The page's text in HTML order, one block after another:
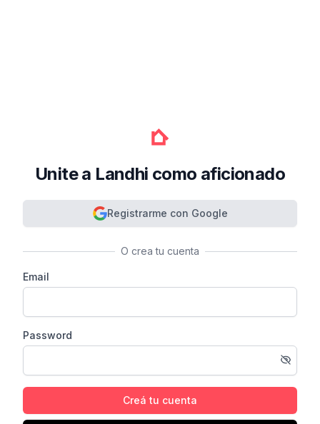
Unite a Landhi como aficionado
Registrarme con Google
O crea tu cuenta
Email
Password
Creá tu cuenta